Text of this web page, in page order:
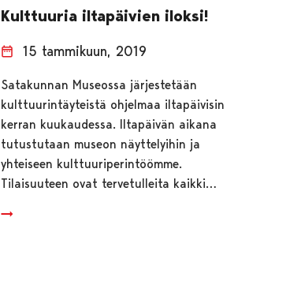
Kulttuuria iltapäivien iloksi!
15 tammikuun, 2019
Satakunnan Museossa järjestetään
kulttuurintäyteistä ohjelmaa iltapäivisin
kerran kuukaudessa. Iltapäivän aikana
tutustutaan museon näyttelyihin ja
yhteiseen kulttuuriperintöömme.
Tilaisuuteen ovat tervetulleita kaikki…